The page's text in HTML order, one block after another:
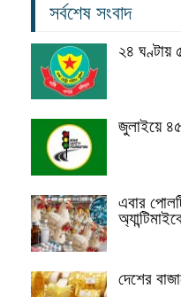
সর্বশেষ সংবাদ
২৪ ঘণ্টায়
জুলাইয়ে
এবার
দেশের